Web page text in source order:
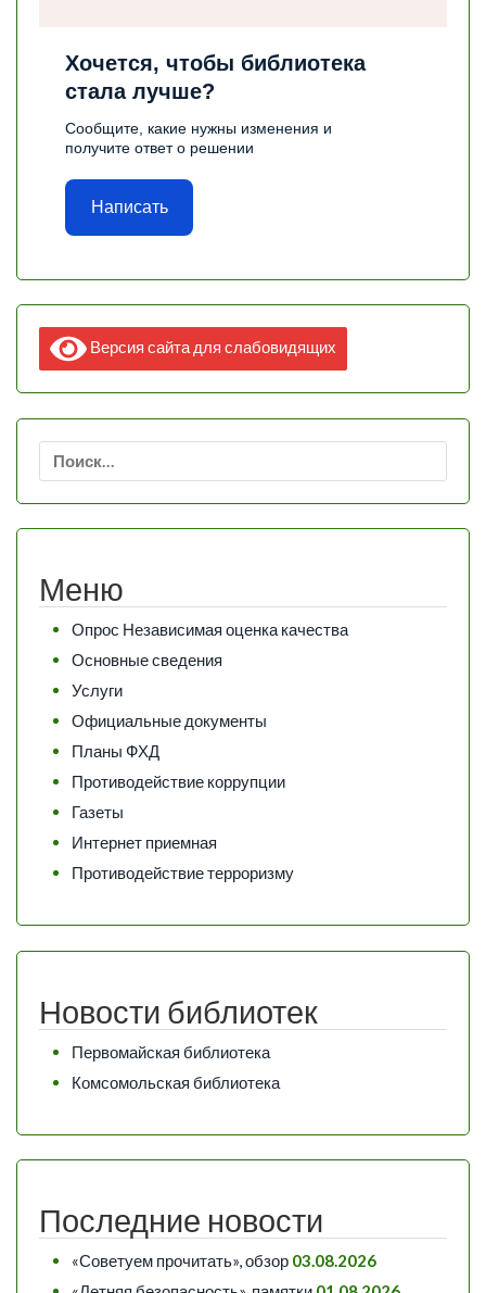
Хочется, чтобы библиотека
стала лучше?
Сообщите, какие нужны изменения и
получите ответ о решении
Написать
Версия сайта для слабовидящих
Меню
Опрос Независимая оценка качества
Основные сведения
Услуги
Официальные документы
Планы ФХД
Противодействие коррупции
Газеты
Интернет приемная
Противодействие терроризму
Новости библиотек
Первомайская библиотека
Комсомольская библиотека
Последние новости
«Советуем прочитать», обзор 03.08.2026